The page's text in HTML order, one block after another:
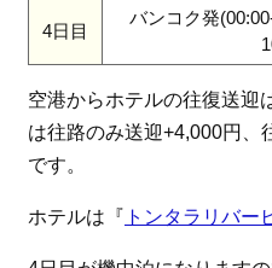
4日目
バンコク発
空港からホテルの往復送迎
は往路のみ送迎+4,000円、
です。
ホテルは『 トンタラリバー